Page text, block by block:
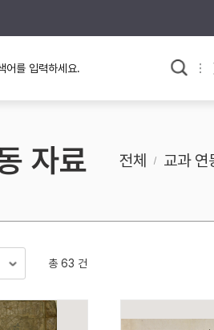
사료와 문학으로 본
고대
고려
조선 후기
자료 전체 교과 연
총 63 건